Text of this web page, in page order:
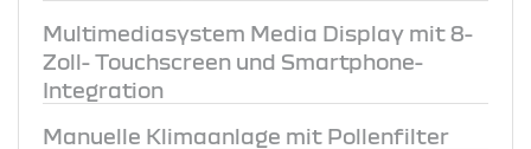
Multimediasystem Media Display mit 8-
Zoll- Touchscreen und Smartphone-
Integration
Manuelle Klimaanlage mit Pollenfilter